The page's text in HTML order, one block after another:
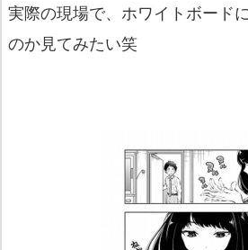
実際の現場で、 ホワイトボード
のか見てみたい笑